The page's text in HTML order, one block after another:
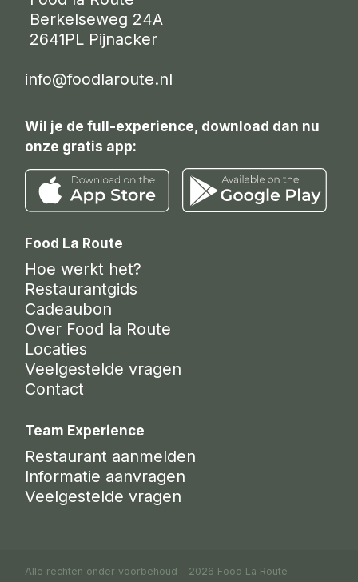
Berkelseweg 24A
2641PL Pijnacker
info@foodlaroute.nl
Wil je de full-experience, download dan nu
onze gratis app:
Food La Route
Hoe werkt het?
Restaurantgids
Cadeaubon
Over Food la Route
Locaties
Veelgestelde vragen
Contact
Team Experience
Restaurant aanmelden
Informatie aanvragen
Veelgestelde vragen
Alle rechten onder voorbehoud - 2026 Food La Route